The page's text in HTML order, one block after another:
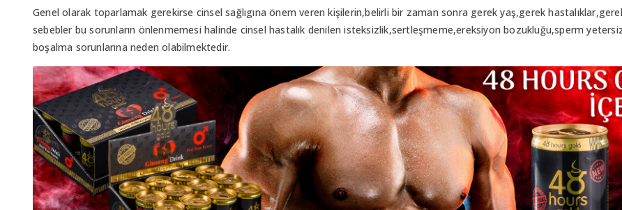
Genel olarak toparlamak gerekirse cinsel sağlıgına önem veren kişilerin,belirli bir zaman sonra gerek yaş,gerek
sebebler bu sorunların önlenmemesi halinde cinsel hastalık denilen isteksizlik,sertleşmeme,ereksiyon bozukluğu,sperm
boşalma sorunlarına neden olabilmektedir.